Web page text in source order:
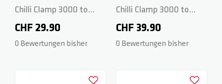
Chilli Clamp 3000 to
5000 Series - 2-Bolt
Spider HIC - Blue
CHF 29.90
0 Bewertungen bisher
Chilli Clamp 3000 to
5000 Series - 2-Bolt
Spider HIC - Neochrome
CHF 39.90
0 Bewertungen bisher